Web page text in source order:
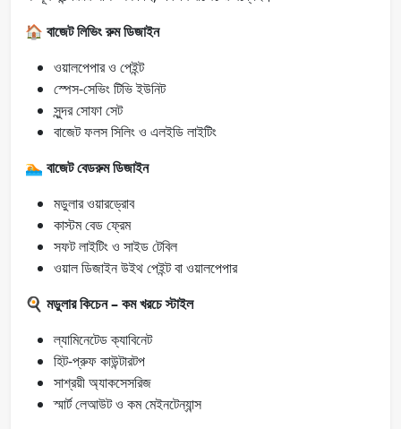
🏠 বাজেট লিভিং রুম ডিজাইন
ওয়ালপেপার ও পেইন্ট
স্পেস-সেভিং টিভি ইউনিট
সুন্দর সোফা সেট
বাজেট ফলস সিলিং ও এলইডি লাইটিং
🏊 বাজেট বেডরুম ডিজাইন
মডুলার ওয়ারড্রোব
কাস্টম বেড ফ্রেম
সফট লাইটিং ও সাইড টেবিল
ওয়াল ডিজাইন উইথ পেইন্ট বা ওয়ালপেপার
🍳 মডুলার কিচেন – কম খরচে স্টাইল
ল্যামিনেটেড ক্যাবিনেট
হিট-প্রুফ কাউন্টারটপ
সাশ্রয়ী অ্যাকসেসরিজ
স্মার্ট লেআউট ও কম মেইনটেন্যান্স